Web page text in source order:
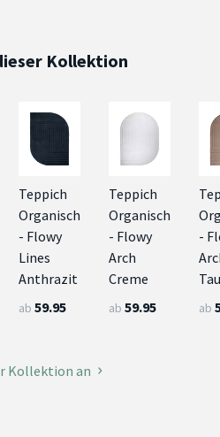
Kollektion
Teppich
Organisch
- Flowy
Lines
Anthrazit
ab 59.95
Teppich
Organisch
- Flowy
Arch
Creme
ab 59.95
-
ab
Kollektion an